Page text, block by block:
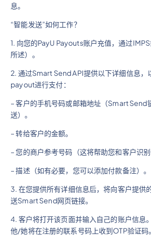
息。
“智能发送”如何工作？
1. 向您的PayU Payouts账户充值，通过
所述）。
2. 通过Smart Send API提供以下详细信息，
payout进行支付：
– 客户的手机号码或邮箱地址（Smart Send
送）。
– 转给客户的金额。
– 您的商户参考号码（这将帮助您和客户识别
– 描述（如有必要，您可以添加付款备注）。
3. 在您提供所有详细信息后，将向客户提供
送Smart Send网页链接。
4. 客户将打开该页面并输入自己的账户信息
他/她将在注册的联系号码上收到OTP验证码。